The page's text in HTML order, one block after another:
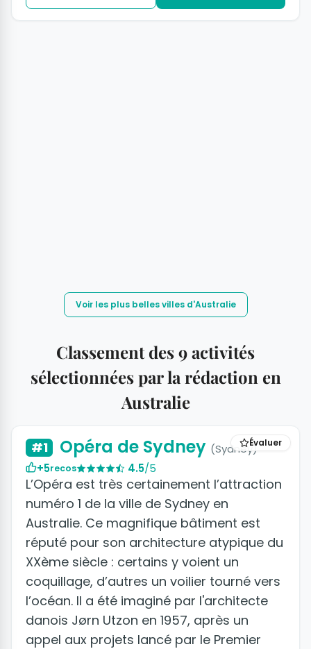
Voir les plus belles villes d'Australie
Classement des 9 activités
sélectionnées par la rédaction en
Australie
Évaluer
#1 Opéra de Sydney (Sydney)
+5recos 4.5/5
L’Opéra est très certainement l’attraction
numéro 1 de la ville de Sydney en
Australie. Ce magnifique bâtiment est
réputé pour son architecture atypique du
XXème siècle : certains y voient un
coquillage, d’autres un voilier tourné vers
l’océan. Il a été imaginé par l'architecte
danois Jørn Utzon en 1957, après un
appel aux projets lancé par le Premier